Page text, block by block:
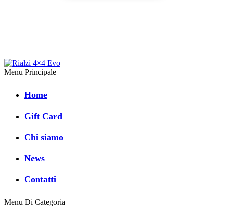
Menu Principale
Home
Gift Card
Chi siamo
News
Contatti
Menu Di Categoria